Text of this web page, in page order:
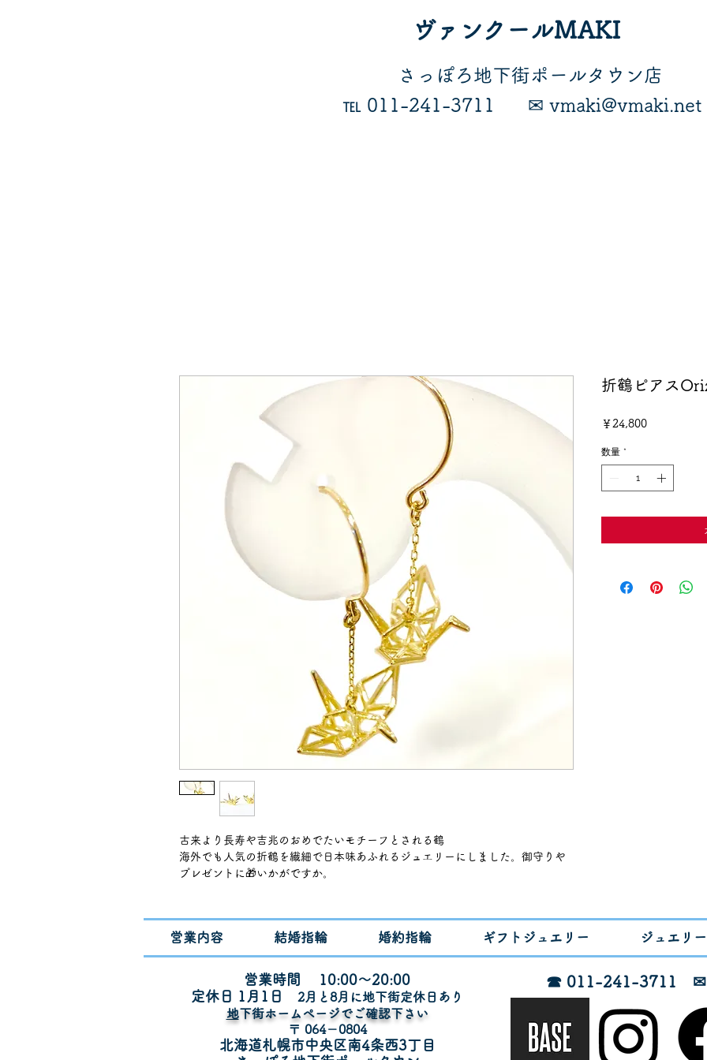
ヴァンクールMAKI
​さっぽろ地下街ポールタウン店
​℡ 011-241-3711
​✉ vmaki@vmaki.net
古来より長寿や吉兆のおめでたいモチーフとされる鶴
海外でも人気の折鶴を繊細で日本味あふれるジュエリーにしました。御守りや
プレゼントに🎁いかがですか。
10YGイエローゴールド
18YGもあります
折鶴ピアス
￥24,800価
数量 *
営業内容 結婚指輪 婚約指輪 ギフトジュエリー ジュエリー
営業時間 10:00～20:00
定休日 1月1 日
​2月と8月に地下街定休日あり
​地下街ホームページでご確認下さい
〒 064－0804
北海道札幌市中央区南4条西3丁目
☎ 011-241-3711 ✉